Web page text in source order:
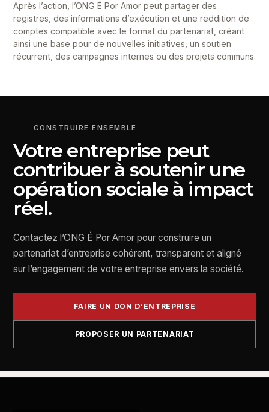
Après l’action, l’ONG É Por Amor peut partager des
registres, des informations d’exécution et une reddition de
comptes compatible avec le format du partenariat, créant
ainsi une base pour de nouvelles initiatives, un soutien
récurrent, des campagnes internes ou des projets communs.
CONSTRUIRE ENSEMBLE
Votre entreprise peut
contribuer à soutenir une
opération sociale à impact
réel.
Contactez l’ONG É Por Amor pour construire un
partenariat d’entreprise cohérent, transparent et aligné
sur l’engagement de votre entreprise envers la société.
FAIRE UN DON D’ENTREPRISE
PROPOSER UN PARTENARIAT